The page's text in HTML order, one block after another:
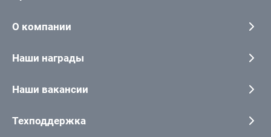
О компании
Наши награды
Наши вакансии
Техподдержка